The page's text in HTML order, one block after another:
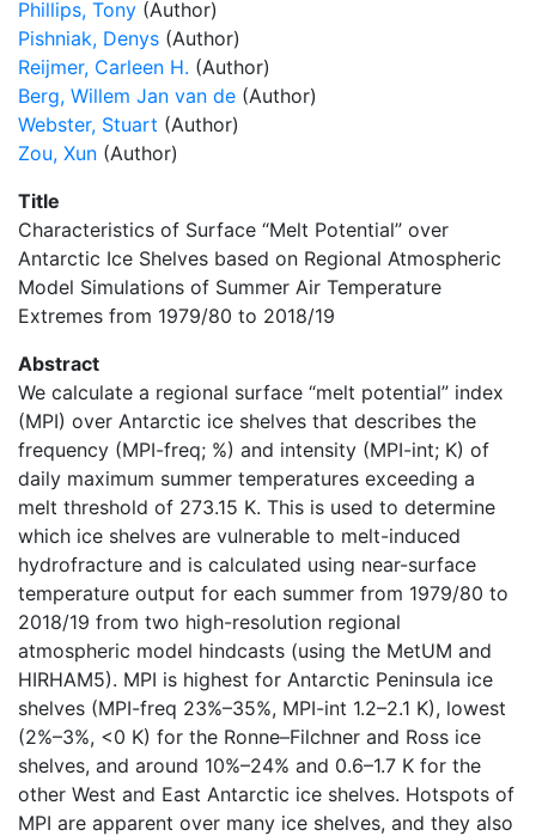
Phillips, Tony (Author)
Pishniak, Denys (Author)
Reijmer, Carleen H. (Author)
Berg, Willem Jan van de (Author)
Webster, Stuart (Author)
Zou, Xun (Author)
Title
Characteristics of Surface “Melt Potential” over
Antarctic Ice Shelves based on Regional Atmospheric
Model Simulations of Summer Air Temperature
Extremes from 1979/80 to 2018/19
Abstract
We calculate a regional surface “melt potential” index
(MPI) over Antarctic ice shelves that describes the
frequency (MPI-freq; %) and intensity (MPI-int; K) of
daily maximum summer temperatures exceeding a
melt threshold of 273.15 K. This is used to determine
which ice shelves are vulnerable to melt-induced
hydrofracture and is calculated using near-surface
temperature output for each summer from 1979/80 to
2018/19 from two high-resolution regional
atmospheric model hindcasts (using the MetUM and
HIRHAM5). MPI is highest for Antarctic Peninsula ice
shelves (MPI-freq 23%–35%, MPI-int 1.2–2.1 K), lowest
(2%–3%, <0 K) for the Ronne–Filchner and Ross ice
shelves, and around 10%–24% and 0.6–1.7 K for the
other West and East Antarctic ice shelves. Hotspots of
MPI are apparent over many ice shelves, and they also